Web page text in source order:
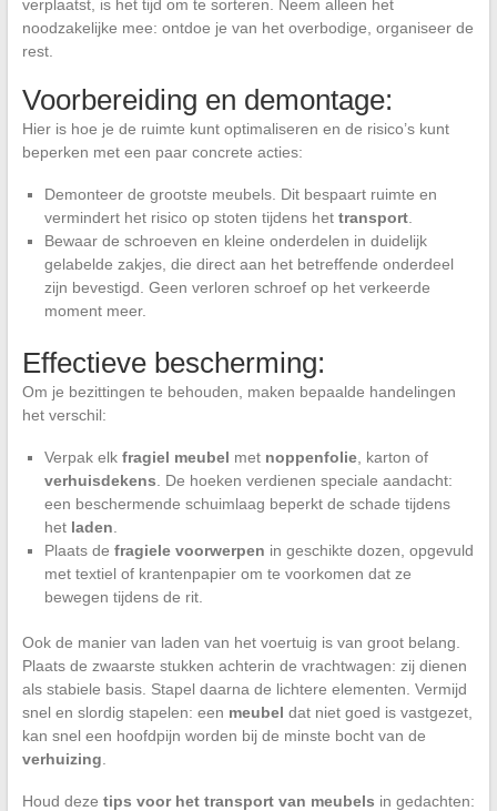
verplaatst, is het tijd om te sorteren. Neem alleen het
noodzakelijke mee: ontdoe je van het overbodige, organiseer de
rest.
Voorbereiding en demontage:
Hier is hoe je de ruimte kunt optimaliseren en de risico’s kunt
beperken met een paar concrete acties:
Demonteer de grootste meubels. Dit bespaart ruimte en
vermindert het risico op stoten tijdens het transport.
Bewaar de schroeven en kleine onderdelen in duidelijk
gelabelde zakjes, die direct aan het betreffende onderdeel
zijn bevestigd. Geen verloren schroef op het verkeerde
moment meer.
Effectieve bescherming:
Om je bezittingen te behouden, maken bepaalde handelingen
het verschil:
Verpak elk fragiel meubel met noppenfolie, karton of
verhuisdekens . De hoeken verdienen speciale aandacht:
een beschermende schuimlaag beperkt de schade tijdens
het laden
Plaats de fragiele voorwerpen in geschikte dozen, opgevuld
met textiel of krantenpapier om te voorkomen dat ze
bewegen tijdens de rit.
Ook de manier van laden van het voertuig is van groot belang.
Plaats de zwaarste stukken achterin de vrachtwagen: zij dienen
als stabiele basis. Stapel daarna de lichtere elementen. Vermijd
snel en slordig stapelen: een meubel dat niet goed is vastgezet,
kan snel een hoofdpijn worden bij de minste bocht van de
verhuizing
Houd deze tips voor het transport van meubels in gedachten: